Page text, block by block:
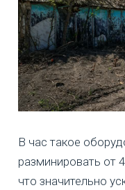
В час такое
разминировать от
что значительно